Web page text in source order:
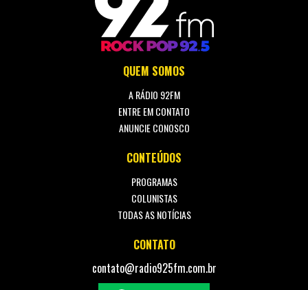
QUEM SOMOS
A RÁDIO 92FM
ENTRE EM CONTATO
ANUNCIE CONOSCO
CONTEÚDOS
PROGRAMAS
COLUNISTAS
TODAS AS NOTÍCIAS
CONTATO
contato@radio925fm.com.br